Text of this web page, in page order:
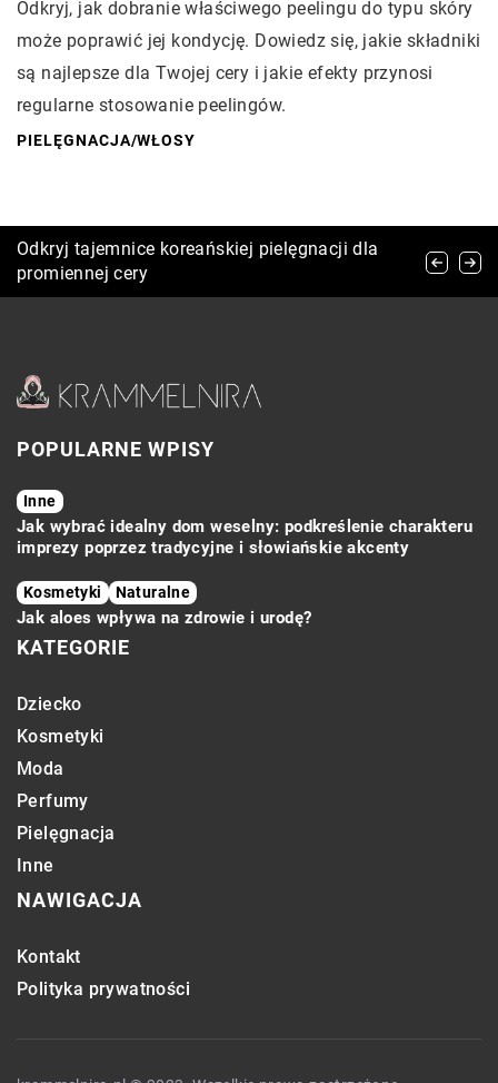
Odkryj, jak dobranie właściwego peelingu do typu skóry
może poprawić jej kondycję. Dowiedz się, jakie składniki
są najlepsze dla Twojej cery i jakie efekty przynosi
regularne stosowanie peelingów.
PIELĘGNACJA/WŁOSY
Jak wybrać idealną sukienkę ołówkową na
różne okazje?
Odkryj tajemnice koreańskiej pielęgnacji dla
promiennej cery
Jak terapia online może wspierać osoby z
zaburzeniami odżywiania?
POPULARNE WPISY
Inne
Jak wybrać idealny dom weselny: podkreślenie charakteru
imprezy poprzez tradycyjne i słowiańskie akcenty
Kosmetyki Naturalne
Jak aloes wpływa na zdrowie i urodę?
KATEGORIE
Dziecko
Kosmetyki
Moda
Perfumy
Pielęgnacja
Inne
NAWIGACJA
Kontakt
Polityka prywatności